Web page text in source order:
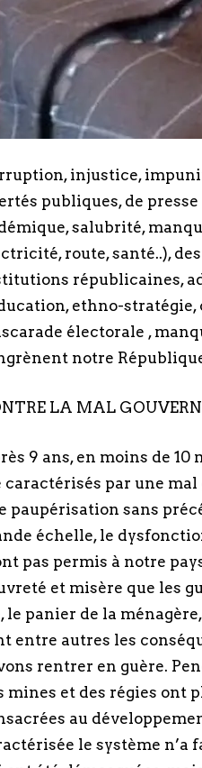
injustice,
publiques, de
salubrité,
route, santé..),
républicaines,
ethno-
électorale ,
notre
LA MAL
9 ans, en moins de 10
caractérisés par une
paupérisation sans
échelle, le
pas permis à notre
et misère que les
le panier de la
entre autres les
rentrer en guère.
mines et des régies ont
au
le système n’a